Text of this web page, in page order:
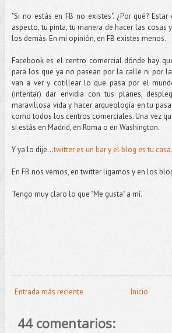
"Si no estás en FB no existes". ¿Por qué?
aspecto, tu pinta, tu manera de hacer las cosas
los demás. En mi opinión, en FB existes menos.
Facebook es el centro comercial dónde hay
para los que ya no pasean por la calle ni por
van a ver y cotillear lo que pasa por el
(intentar) dar envidia con tus planes,
maravillosa vida y hacer arqueología en tu
como todos los centros comerciales. Una vez
si estás en Madrid, en Roma o en Washington.
Y ya lo dije...twitter es un bar y el blog es tu casa.
En FB nos vemos, en twitter ligamos y en los
Tengo muy claro lo que "Me gusta" a mí.
Entrada más reciente Inicio
44 comentarios: